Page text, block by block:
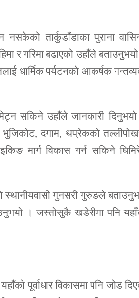
तार्कुडाँडाका पुराना
र गरिमा बढाएको उहाँले
धार्मिक पर्यटनको आकर्षक
सकिने उहाँले जानकारी
दगाम, थप्रेकको
मार्ग विकास गर्न सकिने
गुनसरी गुरुङले
। जस्तोसुकै खडेरीमा पनि
पूर्वाधार विकासमा पनि जोड